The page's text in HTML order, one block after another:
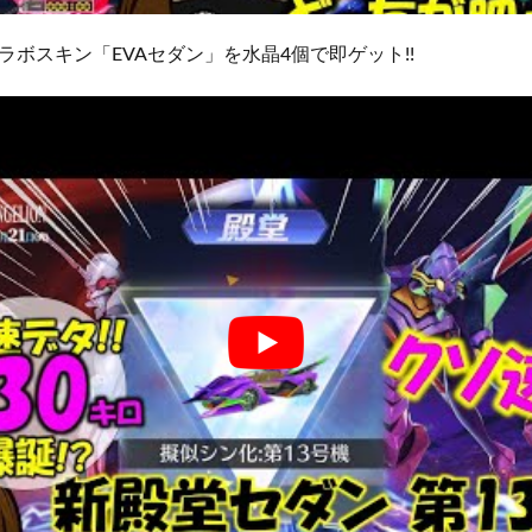
ボスキン「EVAセダン」を水晶4個で即ゲット!!